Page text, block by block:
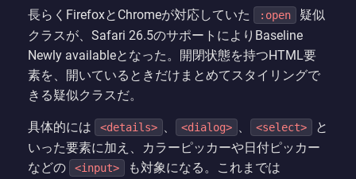
長らくFirefoxとChromeが対応していた :open
疑似
クラスが、Safari 26.5のサポートによりBaseline
Newly availableとなった。開閉状態を持つHTML要
素を、開いているときだけまとめてスタイリングで
きる疑似クラスだ。
具体的には <details> <dialog> <select>
と
いった要素に加え、カラーピッカーや日付ピッカー
などの
<input> も対象になる。これまでは